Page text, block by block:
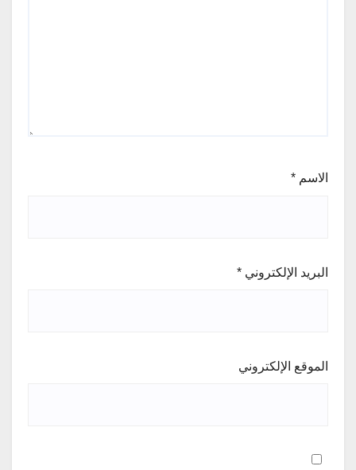
الاسم *
البريد الإلكتروني *
الموقع الإلكتروني